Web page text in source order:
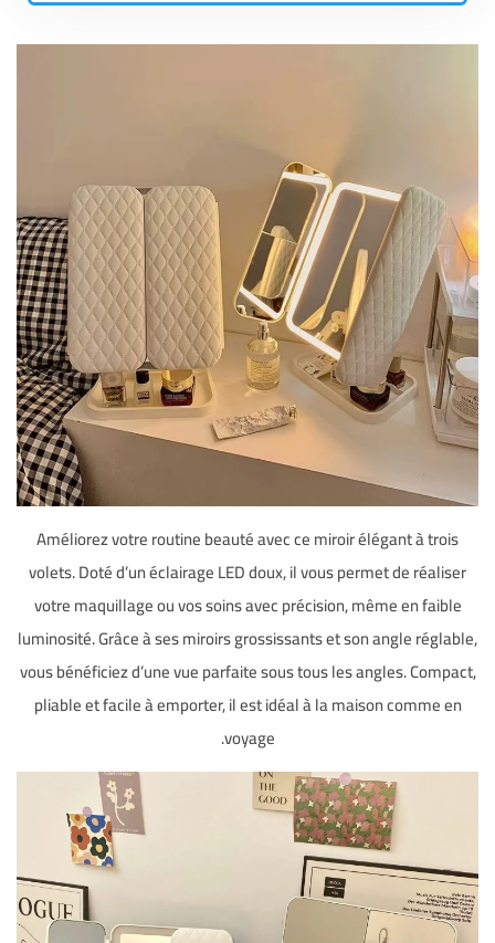
Améliorez votre routine beauté avec ce miroir élégant à trois
volets. Doté d’un éclairage LED doux, il vous permet de réaliser
votre maquillage ou vos soins avec précision, même en faible
luminosité. Grâce à ses miroirs grossissants et son angle réglable,
vous bénéficiez d’une vue parfaite sous tous les angles. Compact,
pliable et facile à emporter, il est idéal à la maison comme en
voyage.